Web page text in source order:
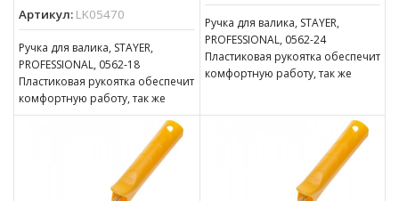
Артикул: LK05470
Ручка для валика, STAYER,
PROFESSIONAL, 0562-18
Пластиковая рукоятка обеспечит
комфортную работу, так же
оснащена отверстием для
подвешивания. Бюгель надежно
Ручка для валика, STAYER,
PROFESSIONAL, 0562-24
Пластиковая рукоятка обеспечит
комфортную работу, так же